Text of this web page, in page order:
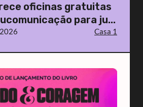
oficinas gratuitas
para ju...
Casa 1